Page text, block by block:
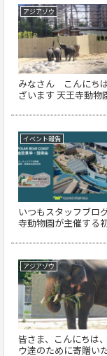
アジアゾウ
みなさん こんにち
ざいます 天王寺動物
イベント報告
いつもスタッフブロ
寺動物園が主催する
アジアゾウ
皆さま、こんにちは
ウ達のために寄贈い